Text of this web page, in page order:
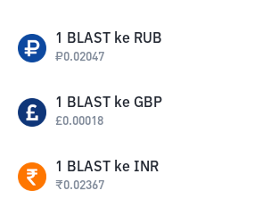
1 BLAST ke RUB
₽0.02047
1 BLAST ke GBP
£0.00018
1 BLAST ke INR
₹0.02367